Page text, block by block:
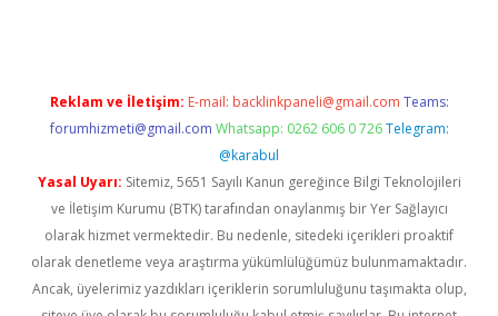
Reklam ve İletişim: E-mail: backlinkpaneli@gmail.com Teams:
forumhizmeti@gmail.com Whatsapp: 0262 606 0 726 Telegram:
@karabul
Yasal Uyarı: Sitemiz, 5651 Sayılı Kanun gereğince Bilgi Teknolojileri
ve İletişim Kurumu (BTK) tarafından onaylanmış bir Yer Sağlayıcı
olarak hizmet vermektedir. Bu nedenle, sitedeki içerikleri proaktif
olarak denetleme veya araştırma yükümlülüğümüz bulunmamaktadır.
Ancak, üyelerimiz yazdıkları içeriklerin sorumluluğunu taşımakta olup,